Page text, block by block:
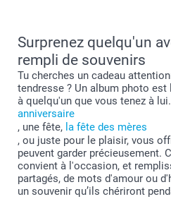
Surprenez quelqu'un
rempli de souvenirs
Tu cherches un cadeau
tendresse ? Un album photo
à quelqu'un que vous tenez à
anniversaire
, une fête, la fête des mères
, ou juste pour le plaisir, vous
peuvent garder précieusement.
convient à l'occasion, et
partagés, de mots d'amour ou
un souvenir qu’ils chériront